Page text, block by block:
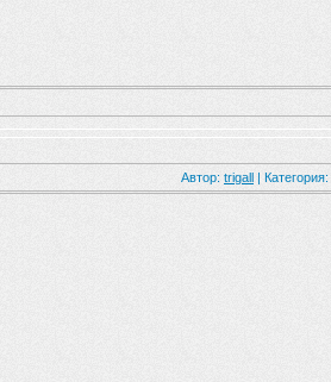
Автор: trigall | Категория: